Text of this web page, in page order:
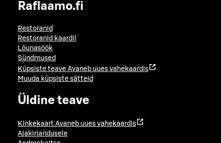
Raflaamo.fi
Restoranid
Restoranid kaardil
Lõunasöök
Sündmused
Küpsiste teave Avaneb uues vahekaardis
Muuda küpsiste sätteid
Üldine teave
Kinkekaart Avaneb uues vahekaardis
Ajakirjandusele